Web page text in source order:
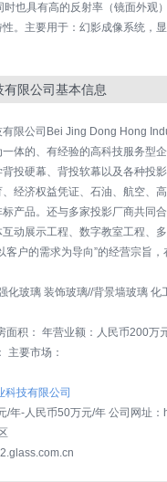
也具有高的反射率（镜面外观
。主要用于：幻影成像系统，
限公司基本信息
限公司Bei Jing Dong Hong
体的、有经验的高科技服务型
投硬幕、背投软幕以及各种投
经济权益凭证、石油、航空、
产品。还与多家投影厂商共同
动展示工程、数字教室工程、
客户的需求为导向”的经营宗旨
化玻璃 装饰玻璃//背景墙玻璃
面积： 年营业额：人民币200万
主要市场：
科技有限公司
/年-人民币50万元/年 公司网址